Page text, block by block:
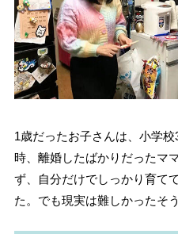
1歳だったお子さんは、小学
時、離婚したばかりだったマ
ず、自分だけでしっかり育て
た。でも現実は難しかったそう